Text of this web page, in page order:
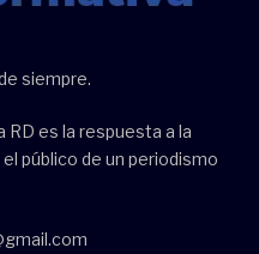
siempre.
RD es la respuesta a la
público de un periodismo